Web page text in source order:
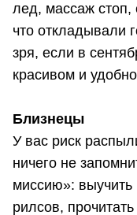
лед, массаж стоп,
что откладывали
зря, если в
красивом и
Близнецы
У вас риск
ничего не
миссию»: выучить
рилсов,